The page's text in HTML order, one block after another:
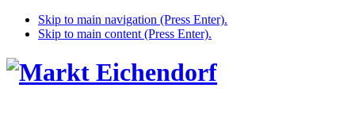
Skip to main navigation (Press Enter).
Skip to main content (Press Enter).